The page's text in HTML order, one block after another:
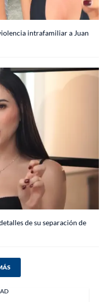
intrafamiliar a Juan
de su separación de